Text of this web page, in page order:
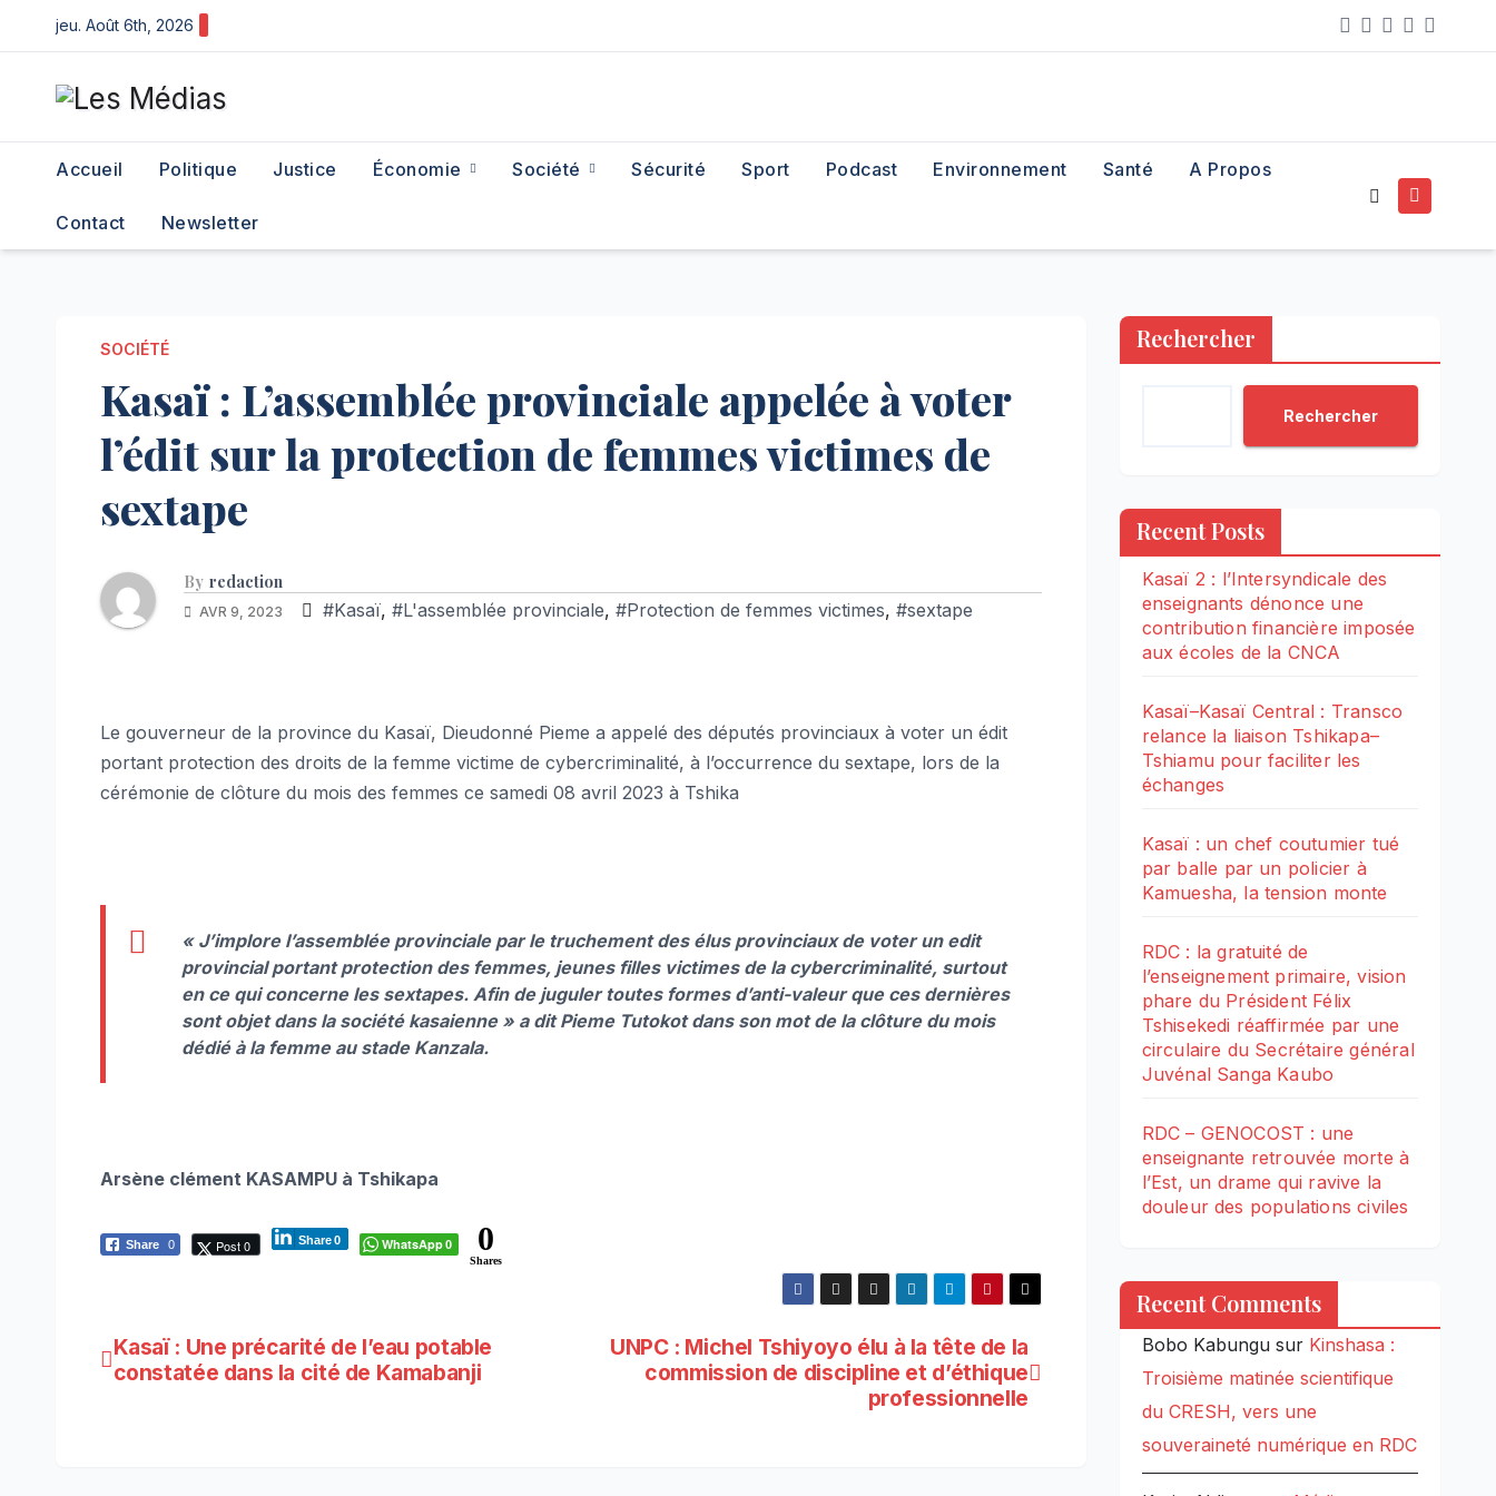
to
content
jeu. Août 6th, 2026
Accueil Politique Justice Économie Société Sécurité Sport Podcast Environnement Santé A Propos
Contact Newsletter
SOCIÉTÉ
Kasaï : L’assemblée provinciale appelée à voter
l’édit sur la protection de femmes victimes de
sextape
By redaction
AVR 9, 2023 #Kasaï, #L'assemblée provinciale, #Protection de femmes victimes, #sextape
Le gouverneur de la province du Kasaï, Dieudonné Pieme a appelé des députés provinciaux à voter un édit
portant protection des droits de la femme victime de cybercriminalité, à l’occurrence du sextape, lors de la
cérémonie de clôture du mois des femmes ce samedi 08 avril 2023 à Tshika
« J’implore l’assemblée provinciale par le truchement des élus provinciaux de voter un edit
provincial portant protection des femmes, jeunes filles victimes de la cybercriminalité, surtout
en ce qui concerne les sextapes. Afin de juguler toutes formes d’anti-valeur que ces dernières
sont objet dans la société kasaienne» a dit Pieme Tutokot dans son mot de la clôture du mois
dédié à la femme au stade Kanzala.
Arsène clément KASAMPU à Tshikapa
Share 0 Post 0 Share0 WhatsApp0 0
Shares
Navigation
UNPC : Michel Tshiyoyo élu à la tête de la
commission de discipline et d’éthique
professionnelle
Kasaï : Une précarité de l’eau potable
constatée dans la cité de Kamabanji
Rechercher
Rechercher
Recent Posts
Kasaï 2 : l’Intersyndicale des
enseignants dénonce une
contribution financière imposée
aux écoles de la CNCA
Kasaï–Kasaï Central : Transco
relance la liaison Tshikapa–
Tshiamu pour faciliter les
échanges
Kasaï : un chef coutumier tué
par balle par un policier à
Kamuesha, la tension monte
RDC : la gratuité de
l’enseignement primaire, vision
phare du Président Félix
Tshisekedi réaffirmée par une
circulaire du Secrétaire général
Juvénal Sanga Kaubo
RDC – GENOCOST : une
enseignante retrouvée morte à
l’Est, un drame qui ravive la
douleur des populations civiles
Recent Comments
Bobo Kabungusur Kinshasa :
Troisième matinée scientifique
du CRESH, vers une
souveraineté numérique en RDC